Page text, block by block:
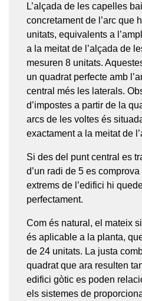
L’alçada de les capelles
concretament de l’arc que
unitats, equivalents a
a la meitat de l’alçada de
mesuren 8 unitats.
un quadrat perfecte amb
central més les laterals.
d’impostes a partir de la
arcs de les voltes és
exactament a la meitat de
Si des del punt central es
d’un radi de 5 es
extrems de l’edifici hi
perfectament.
Com és natural, el mateix
és aplicable a la planta,
de 24 unitats. La justa
quadrat que ara resulten
edifici gòtic es poden
els sistemes de